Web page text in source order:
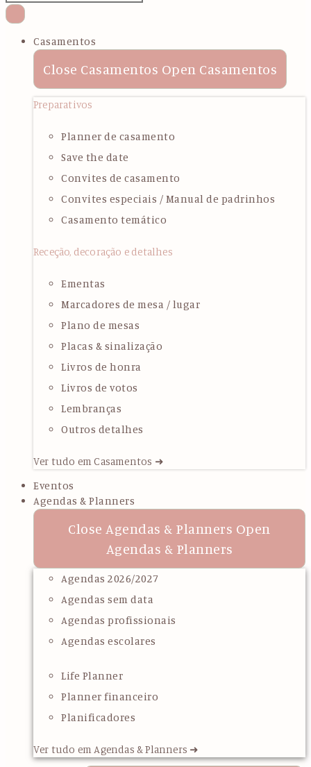
Casamentos
Close Casamentos Open Casamentos
Preparativos
Planner de casamento
Save the date
Convites de casamento
Convites especiais / Manual de padrinhos
Casamento temático
Receção, decoração e detalhes
Ementas
Marcadores de mesa / lugar
Plano de mesas
Placas & sinalização
Livros de honra
Livros de votos
Lembranças
Outros detalhes
Ver tudo em Casamentos ➜
Eventos
Agendas & Planners
Close Agendas & Planners Open
Agendas & Planners
Agendas 2026/2027
Agendas sem data
Agendas profissionais
Agendas escolares
Life Planner
Planner financeiro
Planificadores
Ver tudo em Agendas & Planners ➜